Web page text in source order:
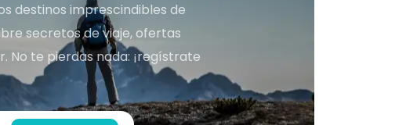
destinos imprescindibles de
secretos de viaje, ofertas
No te pierdas nada: ¡regístrate